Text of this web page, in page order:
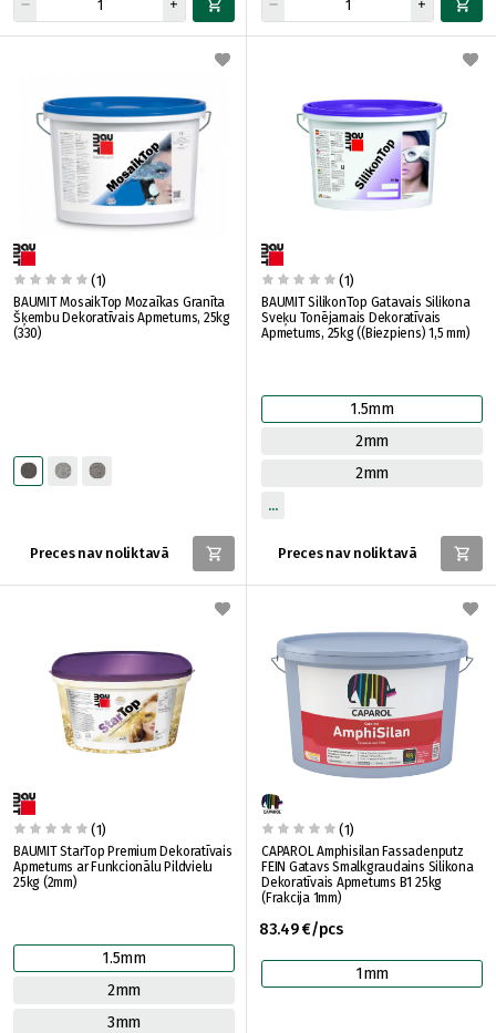
(1)
BAUMIT MosaikTop Mozaīkas Granīta
Šķembu Dekoratīvais Apmetums, 25kg
(330)
Preces nav noliktavā
(1)
BAUMIT SilikonTop Gatavais Silikona
Sveķu Tonējamais Dekoratīvais
Apmetums, 25kg ((Biezpiens) 1,5 mm)
1.5mm
2mm
2mm
Preces nav noliktavā
(1)
BAUMIT StarTop Premium Dekoratīvais
Apmetums ar Funkcionālu Pildvielu
25kg (2mm)
1.5mm
2mm
3mm
(1)
CAPAROL Amphisilan Fassadenputz
FEIN Gatavs Smalkgraudains Silikona
Dekoratīvais Apmetums B1 25kg
(Frakcija 1mm)
83.49 €/pcs
1mm